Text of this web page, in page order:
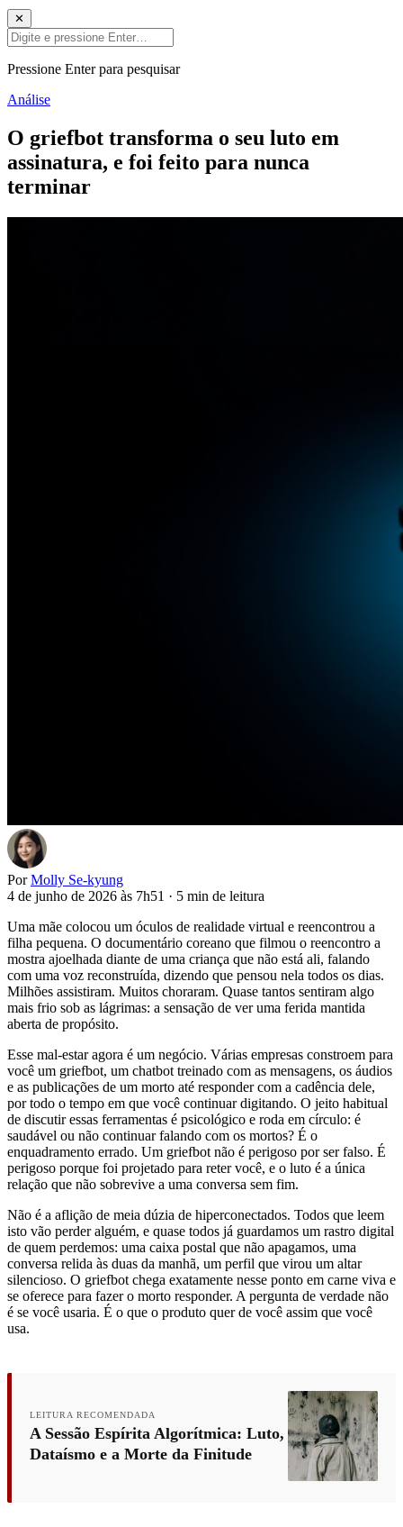
✕
Pressione Enter para pesquisar
Análise
O griefbot transforma o seu luto em
assinatura, e foi feito para nunca
terminar
Por Molly Se-kyung
4 de junho de 2026 às 7h51 · 5 min de leitura
Uma mãe colocou um óculos de realidade virtual e reencontrou a
filha pequena. O documentário coreano que filmou o reencontro a
mostra ajoelhada diante de uma criança que não está ali, falando
com uma voz reconstruída, dizendo que pensou nela todos os dias.
Milhões assistiram. Muitos choraram. Quase tantos sentiram algo
mais frio sob as lágrimas: a sensação de ver uma ferida mantida
aberta de propósito.
Esse mal-estar agora é um negócio. Várias empresas constroem para
você um griefbot, um chatbot treinado com as mensagens, os áudios
e as publicações de um morto até responder com a cadência dele,
por todo o tempo em que você continuar digitando. O jeito habitual
de discutir essas ferramentas é psicológico e roda em círculo: é
saudável ou não continuar falando com os mortos? É o
enquadramento errado. Um griefbot não é perigoso por ser falso. É
perigoso porque foi projetado para reter você, e o luto é a única
relação que não sobrevive a uma conversa sem fim.
Não é a aflição de meia dúzia de hiperconectados. Todos que leem
isto vão perder alguém, e quase todos já guardamos um rastro digital
de quem perdemos: uma caixa postal que não apagamos, uma
conversa relida às duas da manhã, um perfil que virou um altar
silencioso. O griefbot chega exatamente nesse ponto em carne viva e
se oferece para fazer o morto responder. A pergunta de verdade não
é se você usaria. É o que o produto quer de você assim que você
usa.
LEITURA RECOMENDADA
A Sessão Espírita Algorítmica: Luto,
Dataísmo e a Morte da Finitude